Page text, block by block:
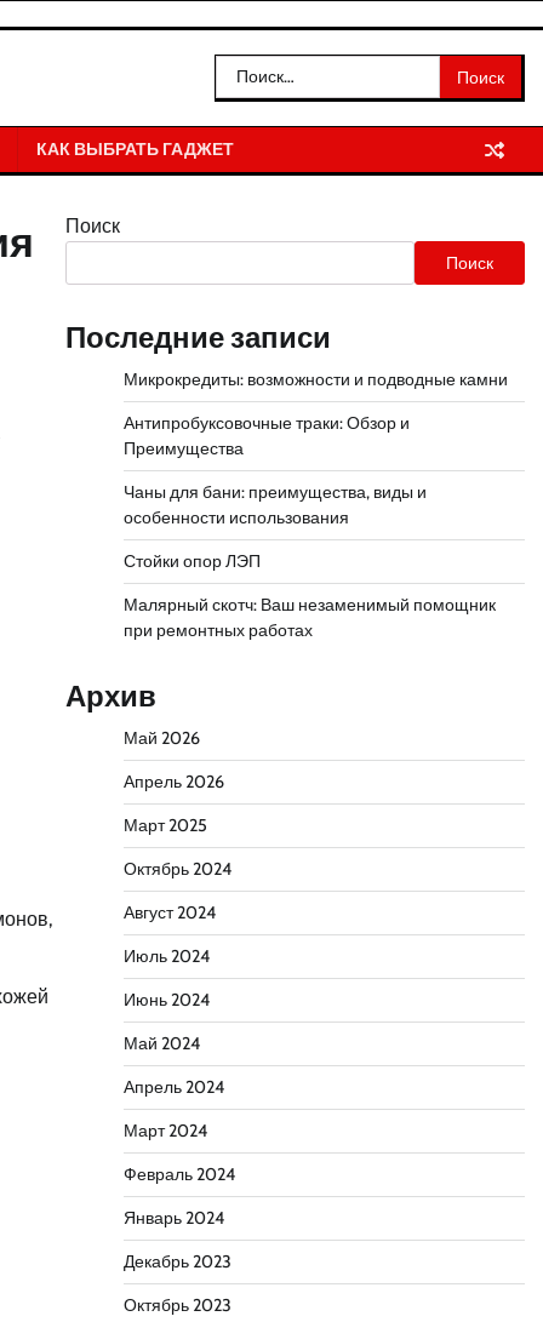
Найти:
КАК ВЫБРАТЬ ГАДЖЕТ
Поиск
Поиск
Последние записи
Микрокредиты: возможности и подводные камни
Антипробуксовочные траки: Обзор и
Преимущества
Чаны для бани: преимущества, виды и
особенности использования
Стойки опор ЛЭП
Малярный скотч: Ваш незаменимый помощник
при ремонтных работах
Архив
Май 2026
Апрель 2026
Март 2025
Октябрь 2024
Август 2024
Июль 2024
Июнь 2024
Май 2024
Апрель 2024
Март 2024
Февраль 2024
Январь 2024
Декабрь 2023
Октябрь 2023